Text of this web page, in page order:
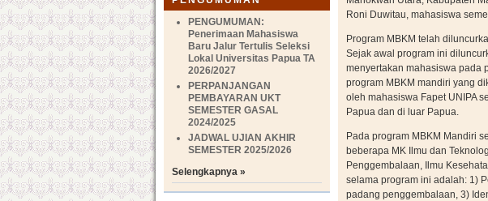
PENGUMUMAN:
Penerimaan Mahasiswa
Baru Jalur Tertulis Seleksi
Lokal Universitas Papua TA
2026/2027
PERPANJANGAN
PEMBAYARAN UKT
SEMESTER GASAL
2024/2025
JADWAL UJIAN AKHIR
SEMESTER 2025/2026
Selengkapnya »
Roni Duwitau, mahasiswa
Program MBKM telah
Sejak awal program ini
menyertakan mahasiswa pada
program MBKM mandiri yang
oleh mahasiswa Fapet UNIPA
Papua dan di luar Papua.
Pada program MBKM Mandiri
beberapa MK Ilmu dan
Penggembalaan, Ilmu
selama program ini adalah: 1)
padang penggembalaan, 3)